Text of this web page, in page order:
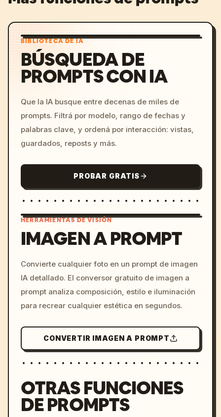
BIBLIOTECA DE IA
BÚSQUEDA DE
PROMPTS CON IA
Que la IA busque entre decenas de miles de
prompts. Filtrá por modelo, rango de fechas y
palabras clave, y ordená por interacción: vistas,
guardados, reposts y más.
PROBAR GRATIS
c, cyberpunk sunset, neon
colors, 8k --v 6.0
HERRAMIENTAS DE VISIÓN
IMAGEN A PROMPT
Convierte cualquier foto en un prompt de imagen
IA detallado. El conversor gratuito de imagen a
prompt analiza composición, estilo e iluminación
para recrear cualquier estética en segundos.
CONVERTIR IMAGEN A PROMPT
OTRAS FUNCIONES
DE PROMPTS